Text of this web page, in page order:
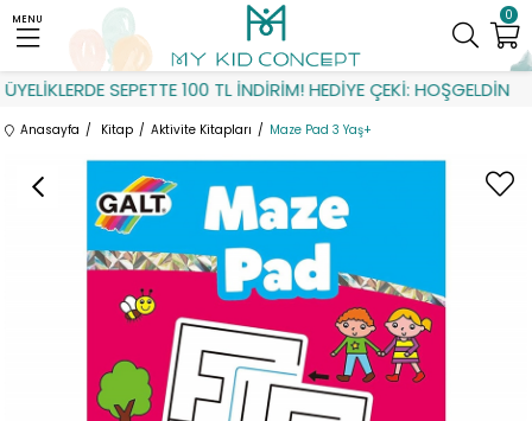
SEPETTE 100 TL İNDİRİM! HEDİYE ÇEKİ: HOŞGELDİN
0
MENU
Anasayfa Kitap Aktivite Kitapları Maze Pad 3 Yaş+